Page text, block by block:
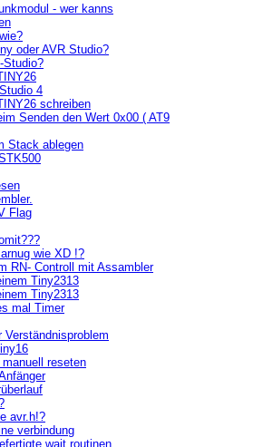
- wer kanns
oder AVR Studio?
Studio?
4
schreiben
Senden den Wert 0x00 ( AT9
Stack ablegen
Flag
wie XD !?
RN- Controll mit Assambler
Tiny2313
Tiny2313
mal Timer
Verständnisproblem
reseten
avr.h!?
verbindung
wait routinen